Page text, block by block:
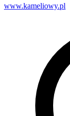
www.kameliowy.pl